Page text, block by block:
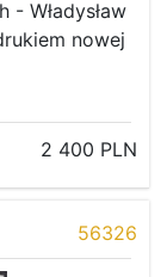
Władysław
nowej
2 400 PLN
56326